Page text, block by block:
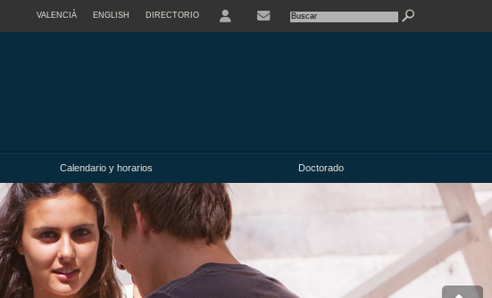
VALENCIÀ ENGLISH DIRECTORIO
Calendario y horarios Doctorado